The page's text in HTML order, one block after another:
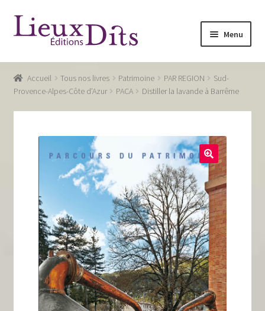
Aller
à
navigation
Aller
au
Menu
Accueil
Commande
Conditions générales de vente
Glossaire
Mentions légales / Données personnelles
Mon compte
Recevoir notre newsletter
Tous nos livres
La qualité Lieux Dits
Accueil Tous nos livres Patrimoine PAR REGION
Sud-
Provence-Alpes-Côte d’Azur
PACA Distiller la lavande à Barrême